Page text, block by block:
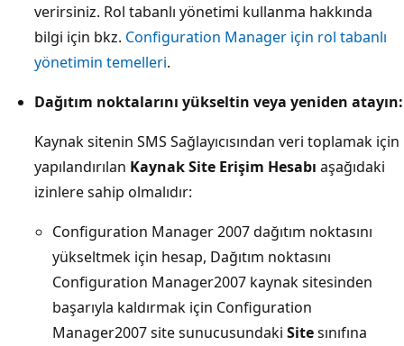
verirsiniz. Rol tabanlı yönetimi kullanma hakkında
bilgi için bkz. Configuration Manager için rol tabanlı
yönetimin temelleri.
Dağıtım noktalarını yükseltin veya yeniden atayın:
Kaynak sitenin SMS Sağlayıcısından veri toplamak için
yapılandırılan Kaynak Site Erişim Hesabı aşağıdaki
izinlere sahip olmalıdır:
Configuration Manager 2007 dağıtım noktasını
yükseltmek için hesap, Dağıtım noktasını
Configuration Manager2007 kaynak sitesinden
başarıyla kaldırmak için Configuration
Manager2007 site sunucusundaki Sitesınıfına